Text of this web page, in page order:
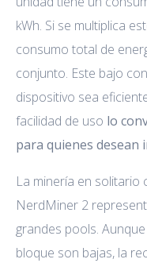
kWh. Si se multiplica
consumo total de
conjunto. Este bajo
dispositivo sea
facilidad de uso lo
para quienes desean
La minería en solitario
NerdMiner 2
grandes pools.
bloque son bajas, la